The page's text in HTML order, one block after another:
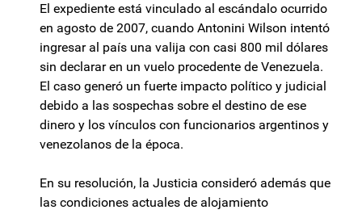
El expediente está vinculado al escándalo ocurrido
en agosto de 2007, cuando Antonini Wilson intentó
ingresar al país una valija con casi 800 mil dólares
sin declarar en un vuelo procedente de Venezuela.
El caso generó un fuerte impacto político y judicial
debido a las sospechas sobre el destino de ese
dinero y los vínculos con funcionarios argentinos y
venezolanos de la época.
En su resolución, la Justicia consideró además que
las condiciones actuales de alojamiento